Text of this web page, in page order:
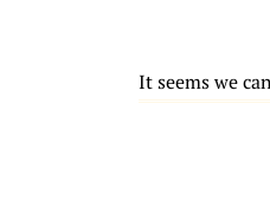
It seems we